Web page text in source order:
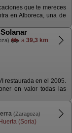
que te mereces
en Alboreca, una de
a 39,3 km
restaurada en el 2005.
en valor todas las
(Zaragoza)
(Soria)